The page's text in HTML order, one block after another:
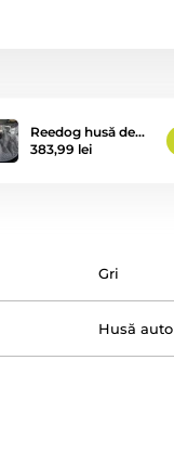
Reedog husă de…
383,99 lei
Gri
Husă auto